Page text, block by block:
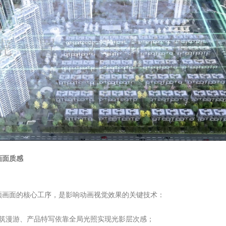
质感
面的核心工序，是影响动画视觉效果的关键技术：
游、产品特写依靠全局光照实现光影层次感；